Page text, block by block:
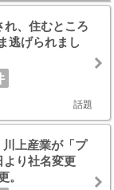
れ、住むところ
逃げられまし
話題
上産業が「プ
より社名変更
。